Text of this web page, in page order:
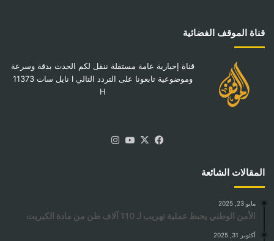
قناة الموقف الفضائية
قناة إخبارية عامة مستقلة ننقل لكم الحدث بدقة وسرعة
وموضوعية تابعونا على التردد التالي I نايل سات 11373
H
فيسبوك
‫X
‫YouTube
المقالات الشائعة
مايو 23, 2025
الأمن الوطني يحبط عملية تهريب لـ 110 آلاف طن من مادة الكبريت
أكتوبر 31, 2025